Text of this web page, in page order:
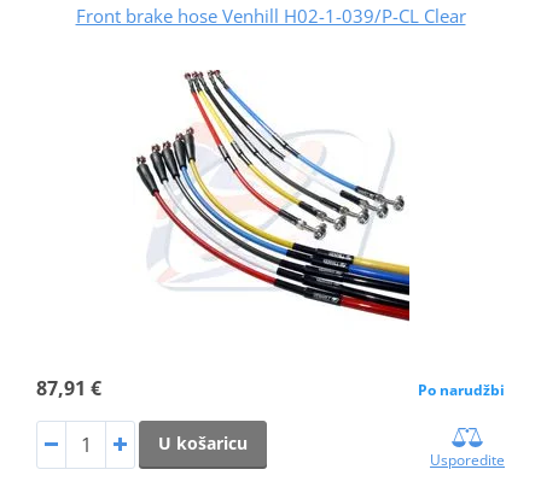
Front brake hose Venhill H02-1-039/P-CL Clear
87,91 € Po narudžbi
U košaricu
Usporedite